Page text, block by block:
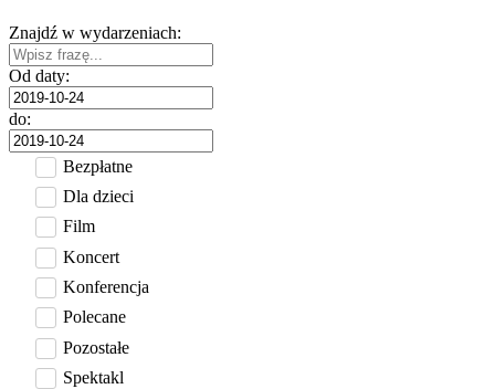
Znajdź w wydarzeniach:
Od daty:
do:
Bezpłatne
Dla dzieci
Film
Koncert
Konferencja
Polecane
Pozostałe
Spektakl